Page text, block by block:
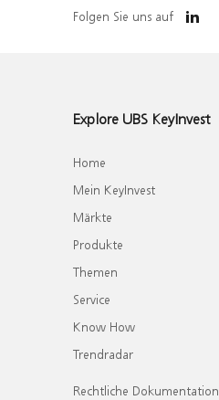
Folgen Sie uns auf
Explore UBS KeyInvest
Home
Mein KeyInvest
Märkte
Produkte
Themen
Service
Know How
Trendradar
Rechtliche Dokumentation